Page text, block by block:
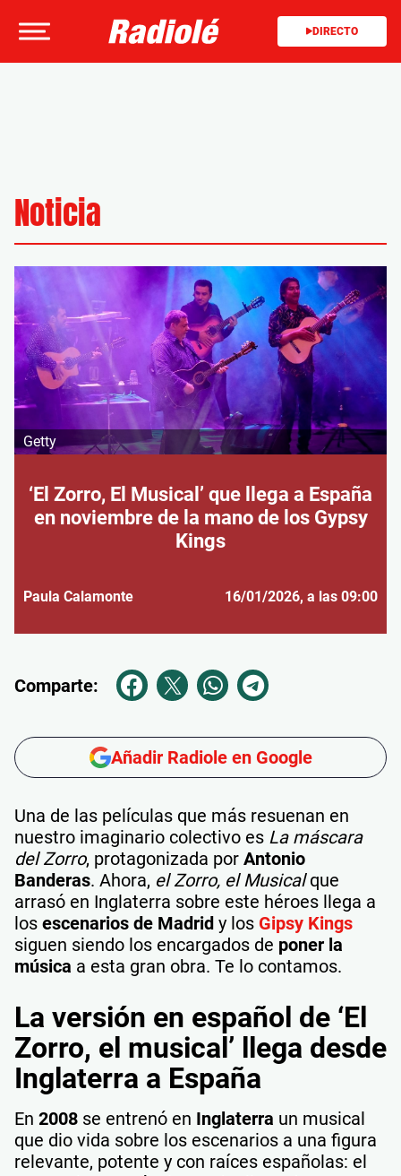
DIRECTO
Noticia
Getty
‘El Zorro, El Musical’ que llega a España
en noviembre de la mano de los Gypsy
Kings
Paula Calamonte 16/01/2026, a las 09:00
Comparte:
Añadir Radiole en Google
Una de las películas que más resuenan en
nuestro imaginario colectivo es La máscara
del Zorro, protagonizada por Antonio
Banderas. Ahora, el Zorro, el Musicalque
arrasó en Inglaterra sobre este héroes llega a
los escenarios de Madrid y los Gipsy Kings
siguen siendo los encargados de poner la
música a esta gran obra. Te lo contamos.
La versión en español de ‘El
Zorro, el musical’ llega desde
Inglaterra a España
En 2008 se entrenó en Inglaterra un musical
que dio vida sobre los escenarios a una figura
relevante, potente y con raíces españolas: el